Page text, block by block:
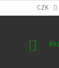
DÁRKOVÉ
CZK